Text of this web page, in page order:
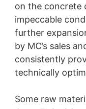
on the concrete
impeccable
further
by MC’s sales
consistently
technically
Some raw